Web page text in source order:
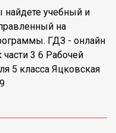
найдете учебный и
на
ГДЗ - онлайн
3 6 Рабочей
5 класса Яцковская